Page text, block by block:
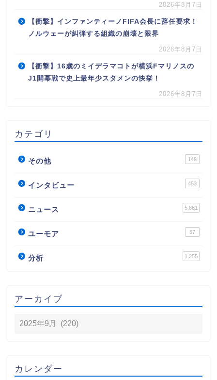
2026年8月7日
【衝撃】インファンティーノFIFA会長に辞任要求！
ノルウェーが糾弾する組織の崩壊と限界
2026年8月7日
【衝撃】16歳のミイデラマコトが横浜Fマリノスの
J1開幕戦で史上最年少スタメンの快挙！
2026年8月7日
カテゴリ
その他 149
インタビュー 453
ニュース 5,881
ユーモア 57
分析 1,255
アーカイブ
カレンダー